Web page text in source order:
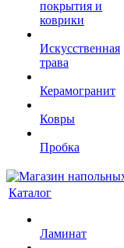
покрытия и
коврики
Искусственная
трава
Керамогранит
Ковры
Пробка
Каталог
Ламинат